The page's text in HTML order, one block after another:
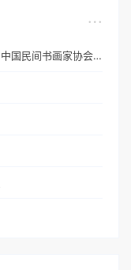
黄介艺-中国国画院副院长，中国民间书画家协会副主席